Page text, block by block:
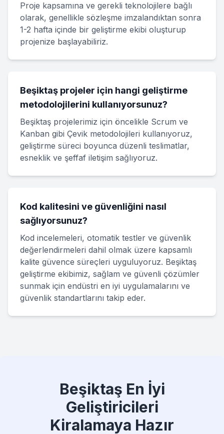
Proje kapsamına ve gerekli teknolojilere bağlı
olarak, genellikle sözleşme imzalandıktan sonra
1-2 hafta içinde bir geliştirme ekibi oluşturup
projenize başlayabiliriz.
Beşiktaş projeler için hangi geliştirme
metodolojilerini kullanıyorsunuz?
Beşiktaş projelerimiz için öncelikle Scrum ve
Kanban gibi Çevik metodolojileri kullanıyoruz,
geliştirme süreci boyunca düzenli teslimatlar,
esneklik ve şeffaf iletişim sağlıyoruz.
Kod kalitesini ve güvenliğini nasıl
sağlıyorsunuz?
Kod incelemeleri, otomatik testler ve güvenlik
değerlendirmeleri dahil olmak üzere kapsamlı
kalite güvence süreçleri uyguluyoruz. Beşiktaş
geliştirme ekibimiz, sağlam ve güvenli çözümler
sunmak için endüstri en iyi uygulamalarını ve
güvenlik standartlarını takip eder.
Beşiktaş En İyi
Geliştiricileri
Kiralamaya Hazır